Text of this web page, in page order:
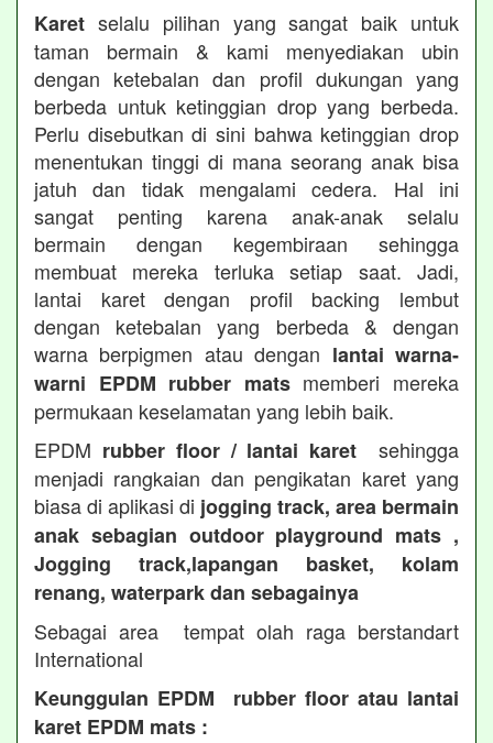
Karet selalu pilihan yang sangat baik untuk
taman bermain & kami menyediakan ubin
dengan ketebalan dan profil dukungan yang
berbeda untuk ketinggian drop yang berbeda.
Perlu disebutkan di sini bahwa ketinggian drop
menentukan tinggi di mana seorang anak bisa
jatuh dan tidak mengalami cedera. Hal ini
sangat penting karena anak-anak selalu
bermain dengan kegembiraan sehingga
membuat mereka terluka setiap saat. Jadi,
lantai karet dengan profil backing lembut
dengan ketebalan yang berbeda & dengan
warna berpigmen atau dengan lantai warna-
warni EPDM rubber matsmemberi mereka
permukaan keselamatan yang lebih baik.
EPDM rubber floor / lantai karet sehingga
menjadi rangkaian dan pengikatan karet yang
biasa di aplikasi di jogging track, area bermain
anak sebagian outdoor playground mats ,
Jogging track,lapangan basket, kolam
renang, waterpark dan sebagainya
Sebagai area tempat olah raga berstandart
International
Keunggulan EPDM rubber floor atau lantai
karet EPDM mats :